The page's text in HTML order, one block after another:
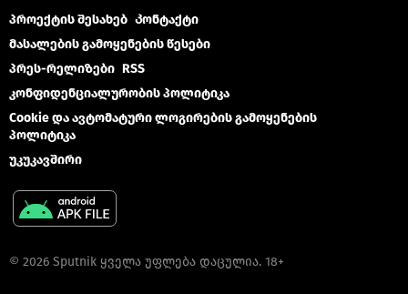
პროექტის შესახებ Კონტაქტი
მასალების გამოყენების წესები
პრეს-რელიზები RSS
კონფიდენციალურობის პოლიტიკა
Cookie და ავტომატური ლოგირების გამოყენების
პოლიტიკა
უკუკავშირი
© 2026 Sputnik ყველა უფლება დაცულია. 18+